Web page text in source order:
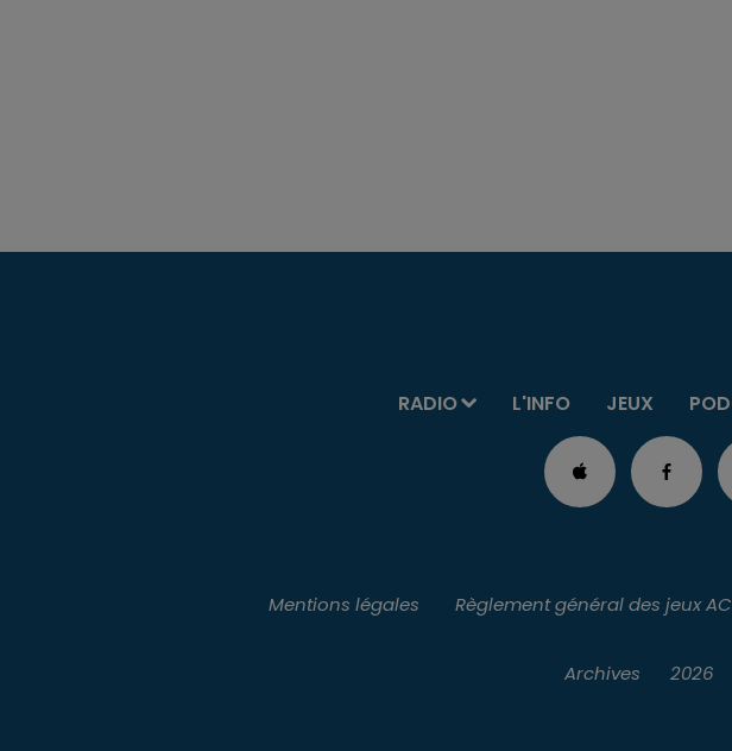
RADIO L'INFO JEUX
Mentions légales Règlement général des jeux
Archives 2026